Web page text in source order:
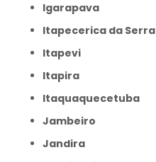
Igarapava
Itapecerica da Serra
Itapevi
Itapira
Itaquaquecetuba
Jambeiro
Jandira